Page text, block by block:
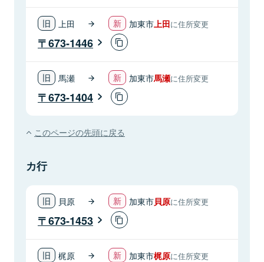
上田 加東市上田に住所変更
673-1446
馬瀬 加東市馬瀬に住所変更
673-1404
このページの先頭に戻る
カ行
貝原 加東市貝原に住所変更
673-1453
梶原 加東市梶原に住所変更